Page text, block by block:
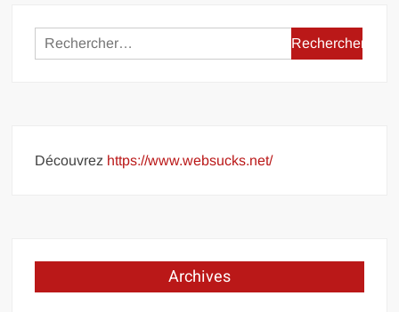
Rechercher :
Découvrez https://www.websucks.net/
Archives